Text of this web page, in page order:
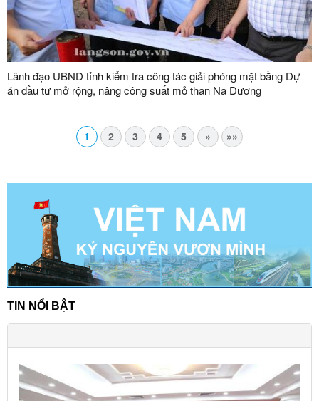
Lãnh đạo UBND tỉnh kiểm tra công tác giải phóng mặt bằng Dự
án đầu tư mở rộng, nâng công suất mỏ than Na Dương
1 2 3 4 5 » »»
TIN NỔI BẬT